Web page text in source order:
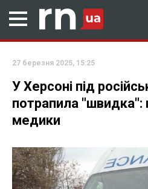
27 березня 2025, 15:25
У Херсоні під
потрапила
медики